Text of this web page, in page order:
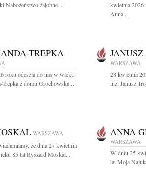
Nabożeństwo żałobne...
kwietnia 2026
Anna...
TREPKA
roku odeszła do nas w wieku
z domu Grochowska...
WARSZAWA
28 kwietnia
inż. Janusz
WARSZAWA
że dnia 27 kwietnia
85 lat Ryszard Moskal...
ANNA
WARSZAWA
W dniu 25
lat Moja